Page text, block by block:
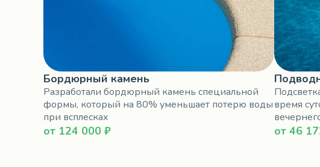
Бордюрный камень
Разработали бордюрный камень специальной
формы, который на 80% уменьшает потерю воды
при всплесках
от 124 000 ₽
время
от 46